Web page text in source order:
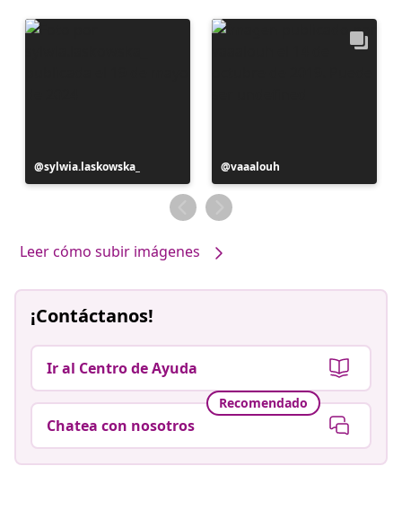
Publicación
realizada
sylwia.laskowska_
Publicación
realizada
por
vaaalouh
Leer cómo subir imágenes
¡Contáctanos!
Ir al Centro de Ayuda
Recomendado
Chatea con nosotros